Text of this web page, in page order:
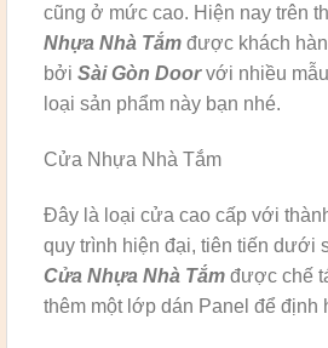
cũng ở mức cao. Hiện nay trên
Nhựa Nhà Tắmđược khách
bởi Sài Gòn Doorvới nhiều mẫu
loại sản phẩm này bạn nhé.
Cửa Nhựa Nhà Tắm
Đây là loại cửa cao cấp với
quy trình hiện đại, tiên tiến dưới
Cửa Nhựa Nhà Tắm được chế
thêm một lớp dán Panel để định